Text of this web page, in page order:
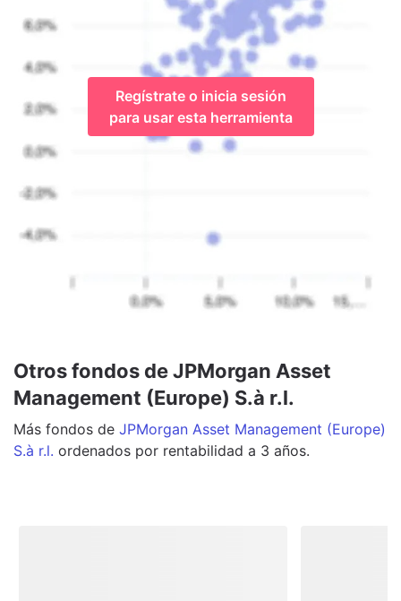
Regístrate o inicia sesión
para usar esta herramienta
Otros fondos de JPMorgan Asset
Management (Europe) S.à r.l.
Más fondos de JPMorgan Asset Management (Europe)
S.à r.l. ordenados por rentabilidad a 3 años.